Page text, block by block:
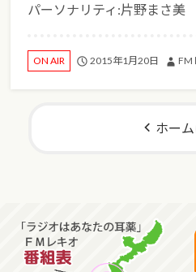
パーソナリティ:片野まさ美
ON AIR 2015年1月20日 FM
ホー